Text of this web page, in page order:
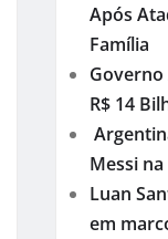
Após
Família
R$ 14
Messi
Luan
em